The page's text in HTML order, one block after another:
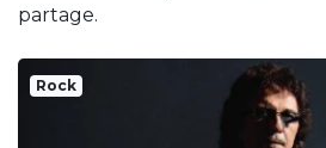
partage.
Rock